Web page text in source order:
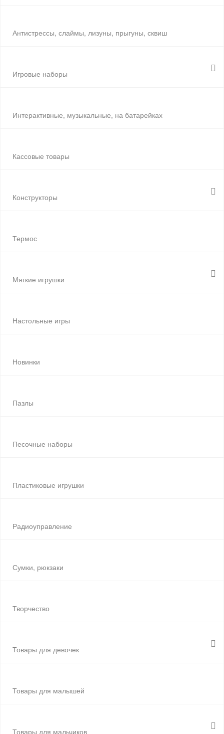
Антистрессы, слаймы, лизуны, прыгуны, сквиш
Игровые наборы
Интерактивные, музыкальные, на батарейках
Кассовые товары
Конструкторы
Термос
Мягкие игрушки
Настольные игры
Новинки
Пазлы
Песочные наборы
Пластиковые игрушки
Радиоуправление
Сумки, рюкзаки
Творчество
Товары для девочек
Товары для малышей
Товары для мальчиков